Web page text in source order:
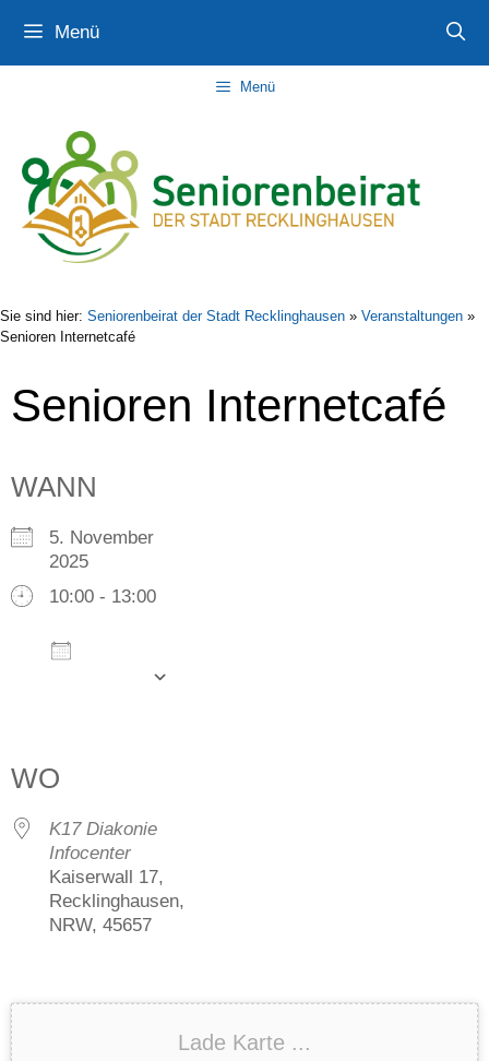
Inhalt
springen
Navigation
springen
Inhalt
springen
Menü
Menü
Sie sind hier: Seniorenbeirat der Stadt Recklinghausen » Veranstaltungen »
Senioren Internetcafé
Senioren Internetcafé
WANN
5. November
2025
10:00 - 13:00
WO
K17 Diakonie
Infocenter
Kaiserwall 17,
Recklinghausen,
NRW, 45657
Lade Karte ...